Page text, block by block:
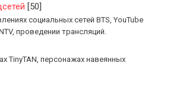
[50]
социальных сетей BTS, YouTube
проведении трансляций.
TinyTAN, персонажах навеянных